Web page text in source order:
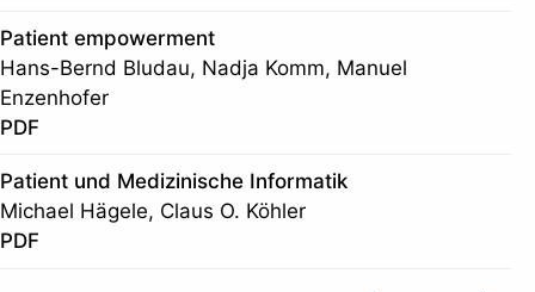
Patient empowerment
Hans-Bernd Bludau, Nadja Komm, Manuel
Enzenhofer
PDF
Patient und Medizinische Informatik
Michael Hägele, Claus O. Köhler
PDF